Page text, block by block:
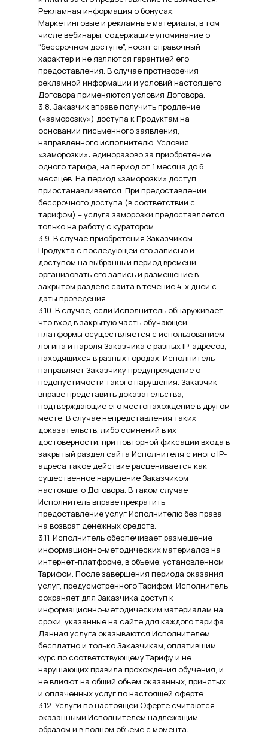
Рекламная информация о бонусах.
Маркетинговые и рекламные материалы, в том
числе вебинары, содержащие упоминание о
“бессрочном доступе”, носят справочный
характер и не являются гарантией его
предоставления. В случае противоречия
рекламной информации и условий настоящего
Договора применяются условия Договора.
3.8. Заказчик вправе получить продление
(«заморозку») доступа к Продуктам на
основании письменного заявления,
направленного исполнителю. Условия
«заморозки»: единоразово за приобретение
одного тарифа, на период от 1 месяца до 6
месяцев. На период «заморозки» доступ
приостанавливается. При предоставлении
бессрочного доступа (в соответствии с
тарифом) – услуга заморозки предоставляется
только на работу с куратором
3.9. В случае приобретения Заказчиком
Продукта с последующей его записью и
доступом на выбранный период времени,
организовать его запись и размещение в
закрытом разделе сайта в течение 4-х дней с
даты проведения.
3.10. В случае, если Исполнитель обнаруживает,
что вход в закрытую часть обучающей
платформы осуществляется с использованием
логина и пароля Заказчика с разных IP-адресов,
находящихся в разных городах, Исполнитель
направляет Заказчику предупреждение о
недопустимости такого нарушения. Заказчик
вправе представить доказательства,
подтверждающие его местонахождение в другом
месте. В случае непредставления таких
доказательств, либо сомнений в их
достоверности, при повторной фиксации входа в
закрытый раздел сайта Исполнителя с иного IP-
адреса такое действие расценивается как
существенное нарушение Заказчиком
настоящего Договора. В таком случае
Исполнитель вправе прекратить
предоставление услуг Исполнителю без права
на возврат денежных средств.
3.11. Исполнитель обеспечивает размещение
информационно-методических материалов на
интернет-платформе, в объеме, установленном
Тарифом. После завершения периода оказания
услуг, предусмотренного Тарифом. Исполнитель
сохраняет для Заказчика доступ к
информационно-методическим материалам на
сроки, указанные на сайте для каждого тарифа.
Данная услуга оказываются Исполнителем
бесплатно и только Заказчикам, оплатившим
курс по соответствующему Тарифу и не
нарушающих правила прохождения обучения, и
не влияют на общий объем оказанных, принятых
и оплаченных услуг по настоящей оферте.
3.12. Услуги по настоящей Оферте считаются
оказанными Исполнителем надлежащим
образом и в полном объеме с момента: